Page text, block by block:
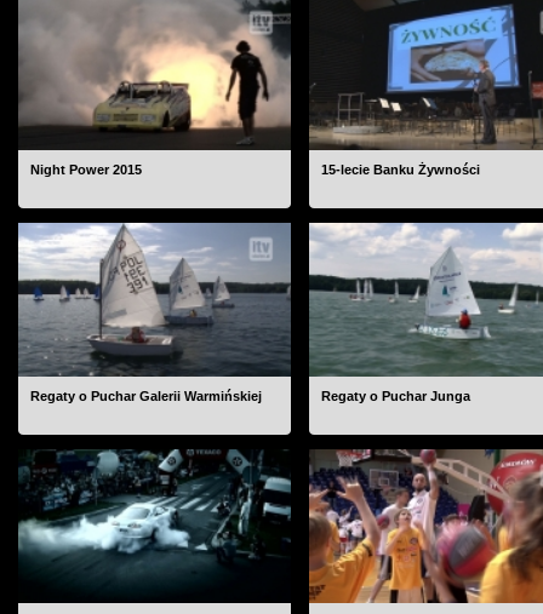
Night Power 2015 15-lecie Banku Żywności
Regaty o Puchar Galerii Warmińskiej Regaty o Puchar Junga